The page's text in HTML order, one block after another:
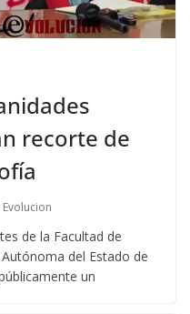
recorte de
de la Facultad de
del Estado de
un